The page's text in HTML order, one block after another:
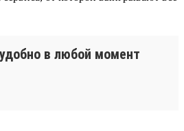
в любой момент